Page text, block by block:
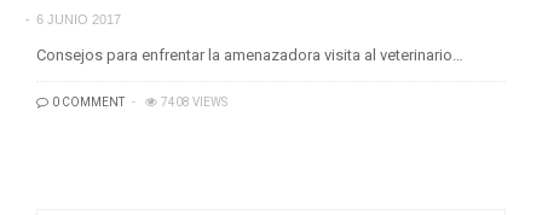
6 JUNIO 2017
Consejos para enfrentar la amenazadora visita al veterinario…
0 COMMENT 7408 VIEWS